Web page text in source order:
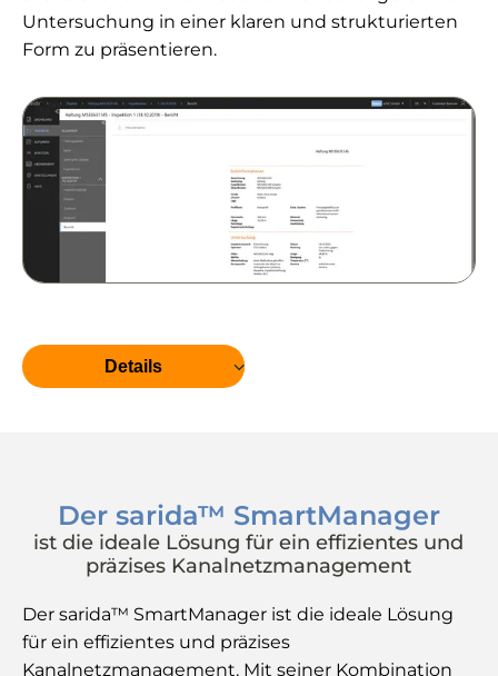
Untersuchung in einer klaren und strukturierten
Form zu präsentieren.
Details
Der sarida™ SmartManager
ist die ideale Lösung für ein effizientes und
präzises Kanalnetzmanagement
Der sarida™ SmartManager ist die ideale Lösung
für ein effizientes und präzises
Kanalnetzmanagement. Mit seiner Kombination